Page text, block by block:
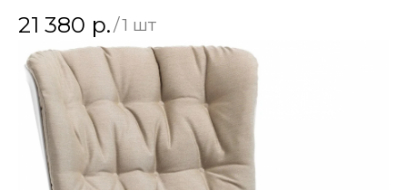
21 380 р./1 шт